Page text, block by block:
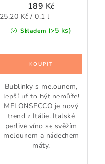
Skladem (>5 ks)
189 Kč
Měrná
cena:
25,20 Kč / 0.1 l
Bublinky s melounem,
lepší už to být nemůže!
MELONSECCO je nový
trend z Itálie. Italské
perlivé víno se svěžím
melounem a nádechem
máty.